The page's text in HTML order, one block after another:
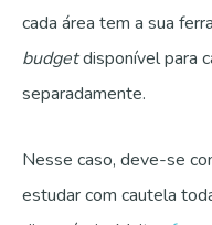
cada área tem a sua
budgetdisponível para
separadamente.
Nesse caso, deve-se
estudar com cautela